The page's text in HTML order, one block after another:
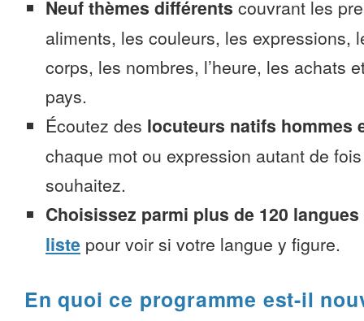
Neuf thèmes différents couvrant les
aliments, les couleurs, les expressions,
corps, les nombres, l’heure, les achats
pays.
Écoutez des locuteurs natifs hommes
chaque mot ou expression autant de
souhaitez.
Choisissez parmi plus de 120 langues
liste pour voir si votre langue y figure.
En quoi ce programme est-il